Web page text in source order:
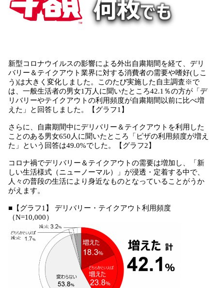
新型コロナウイルスの影響による外出自粛期間を経て、デリ
バリー＆テイクアウト業界に対する消費者の需要や嗜好(しこ
う)は大きく変化しました。このたび実施した自主調査※で
は、一般生活者の男女1万人に聞いたところ42.1％の方が「デ
リバリーやテイクアウトの利用頻度が自粛期間以前に比べ増
えた」と回答しました。【グラフ1】
さらに、自粛期間中にデリバリー＆テイクアウトを利用した
ことのある男女650人に聞いたところ「ピザの利用頻度が増え
た」という回答は49.0%でした。【グラフ2】
コロナ禍でデリバリー＆テイクアウトの需要は増加し、「新
しい生活様式（ニューノーマル）」が浸透・定着する中で、
人々の普段の生活により身近なものとなっていることがうか
がえます。
■【グラフ1】 デリバリー・テイクアウト利用頻度
（N=10,000）